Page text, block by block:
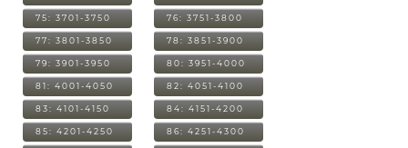
75: 3701-3750 76: 3751-3800
77: 3801-3850 78: 3851-3900
79: 3901-3950 80: 3951-4000
81: 4001-4050 82: 4051-4100
83: 4101-4150 84: 4151-4200
85: 4201-4250 86: 4251-4300